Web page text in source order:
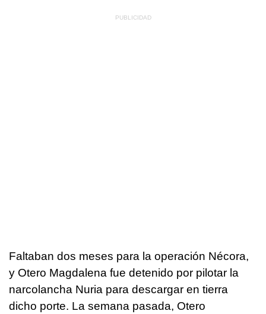
Faltaban dos meses para la operación Nécora,
y Otero Magdalena fue detenido por pilotar la
narcolancha Nuria para descargar en tierra
dicho porte. La semana pasada, Otero